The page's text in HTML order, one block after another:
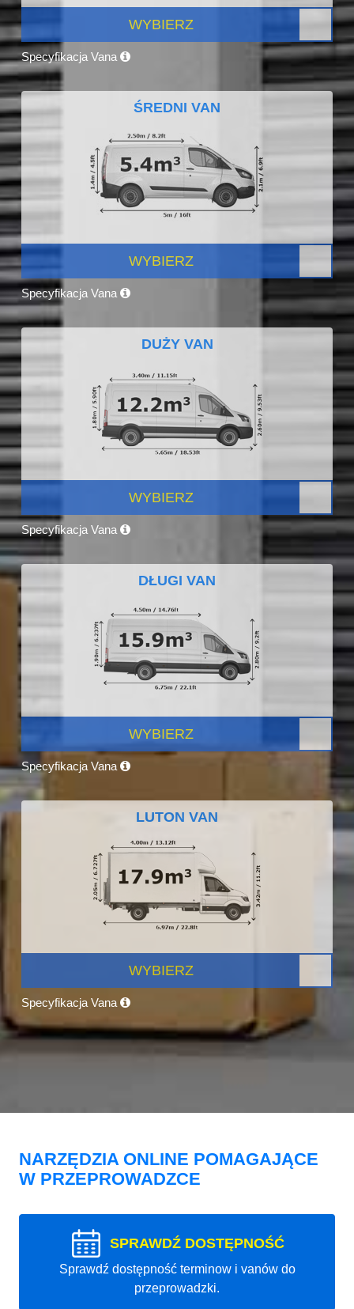
WYBIERZ
Specyfikacja Vana
ŚREDNI VAN
WYBIERZ
Specyfikacja Vana
DUŻY VAN
WYBIERZ
Specyfikacja Vana
DŁUGI VAN
WYBIERZ
Specyfikacja Vana
LUTON VAN
WYBIERZ
Specyfikacja Vana
NARZĘDZIA ONLINE POMAGAJĄCE
W PRZEPROWADZCE
SPRAWDŹ DOSTĘPNOŚĆ
Sprawdź dostępność terminow i vanów do
przeprowadzki.